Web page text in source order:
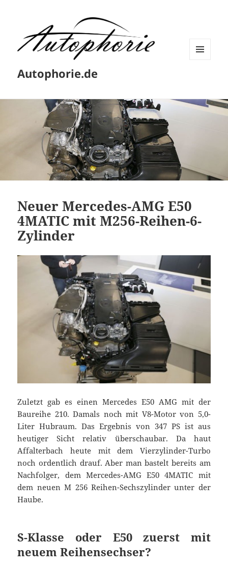
Autophorie.de
Neuer Mercedes-AMG E50
4MATIC mit M256-Reihen-6-
Zylinder
Zuletzt gab es einen Mercedes E50 AMG mit der
Baureihe 210. Damals noch mit V8-Motor von 5,0-
Liter Hubraum. Das Ergebnis von 347 PS ist aus
heutiger Sicht relativ überschaubar. Da haut
Affalterbach heute mit dem Vierzylinder-Turbo
noch ordentlich drauf. Aber man bastelt bereits am
Nachfolger, dem Mercedes-AMG E50 4MATIC mit
dem neuen M 256 Reihen-Sechszylinder unter der
Haube.
S-Klasse oder E50 zuerst mit
neuem Reihensechser?